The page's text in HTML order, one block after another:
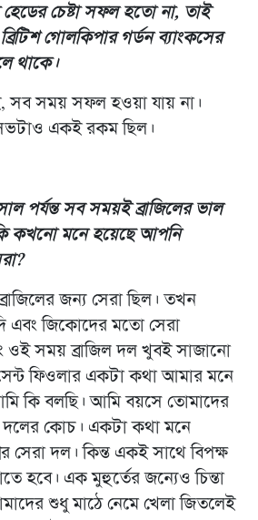
হেডের চেষ্টা সফল হতো না, তাই
গোলকিপার গর্ডন ব্যাংকসের
থাকে।
সব সময় সফল হওয়া যায় না।
একই রকম ছিল।
পর্যন্ত সব সময়ই ব্রাজিলের ভাল
কখনো মনে হয়েছে আপনি
?
জন্য সেরা ছিল। তখন
এবং জিকোদের মতো সেরা
ওই সময় ব্রাজিল দল খুবই সাজানো
ফিওলার একটা কথা আমার মনে
কি বলছি। আমি বয়সে তোমাদের
কোচ। একটা কথা মনে
সেরা দল। কিন্ত একই সাথে বিপক্ষ
হবে। এক মুহুর্তের জন্যেও চিন্তা
শুধু মাঠে নেমে খেলা জিতলেই